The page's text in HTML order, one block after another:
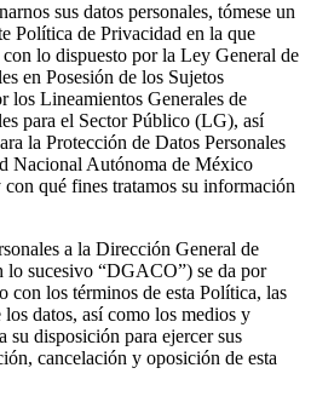
sus datos personales, tómese un
Política de Privacidad en la que
lo dispuesto por la Ley General de
en Posesión de los Sujetos
Lineamientos Generales de
para el Sector Público (LG), así
la Protección de Datos Personales
Nacional Autónoma de México
qué fines tratamos su información
a la Dirección General de
lo sucesivo “DGACO”) se da por
con los términos de esta Política, las
datos, así como los medios y
su disposición para ejercer sus
cancelación y oposición de esta